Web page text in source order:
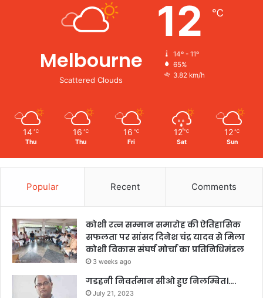
Melbourne
Scattered Clouds
12 ℃
14º - 11º
65%
3.82 km/h
14 ℃
Thu
16 ℃
Thu
16 ℃
Fri
12 ℃
Sat
12 ℃
Sun
Popular Recent Comments
कोशी रत्न सम्मान समारोह की ऐतिहासिक
सफलता पर सांसद दिनेश चंद्र यादव से मिला
कोशी विकास संघर्ष मोर्चा का प्रतिनिधिमंडल
3 weeks ago
गडहनी निवर्तमान सीओ हुए निलम्बित।….
July 21, 2023